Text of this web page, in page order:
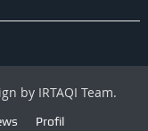
by IRTAQI Team.
Profil